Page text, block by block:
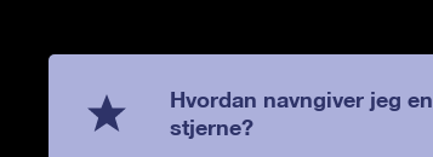
Hvordan navngiver jeg en
stjerne?